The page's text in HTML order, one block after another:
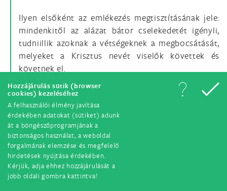
Hozzájárulás sütik (browser
cookies) kezeléséhez
A felhasználói élmény javítása
érdekében adatokat (sütiket) adunk
át a böngészőprogramjának a
biztonságos használat, a weboldal
forgalmának elemzése és megfelelő
hirdetések nyújtása érdekében.
Kérjük, adja ehhez hozzájárulását a
jobb oldali gombra kattintva!
Ilyen elsőként az emlékezés megtisztításának jele:
mindenkitől az alázat bátor cselekedetét igényli,
tudniillik azoknak a vétségeknek a megbocsátását,
melyeket a Krisztus nevét viselők követtek és
követnek el.
A Szent Év lényege szerint a megtérésre hívás ideje.
A megtérés volt Jézus igehirdetésének első szava
is, és sokatmondóan a hit készségéhez kapcsolódik:
„Térjetek meg és higgyetek az evangéliumnak!” (Mk
1,15). A parancsoló mód, amit Krisztus itt alkalmaz,
annak tudatosításából fakad, hogy „betelt az idő”
(uo.). Isten idejének beteljesedése a megtérésre